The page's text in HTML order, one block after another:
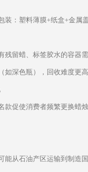
装：塑料薄膜+纸盒+金属
残留蜡、标签胶水的容器
如深色瓶），回收难度更高
款促使消费者频繁更换蜡
能从石油产区运输到制造